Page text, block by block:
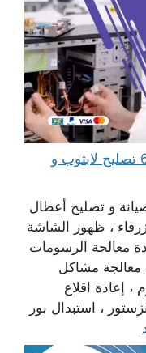
مهندس كمبيوتر صبحان 65511033 تصليح لابتوب و
و تصليح أعطال
، ظهور الشاشة
معالجة الرسومات
معالجة مشاكل
، إعادة اقلاع
، استبدال بور